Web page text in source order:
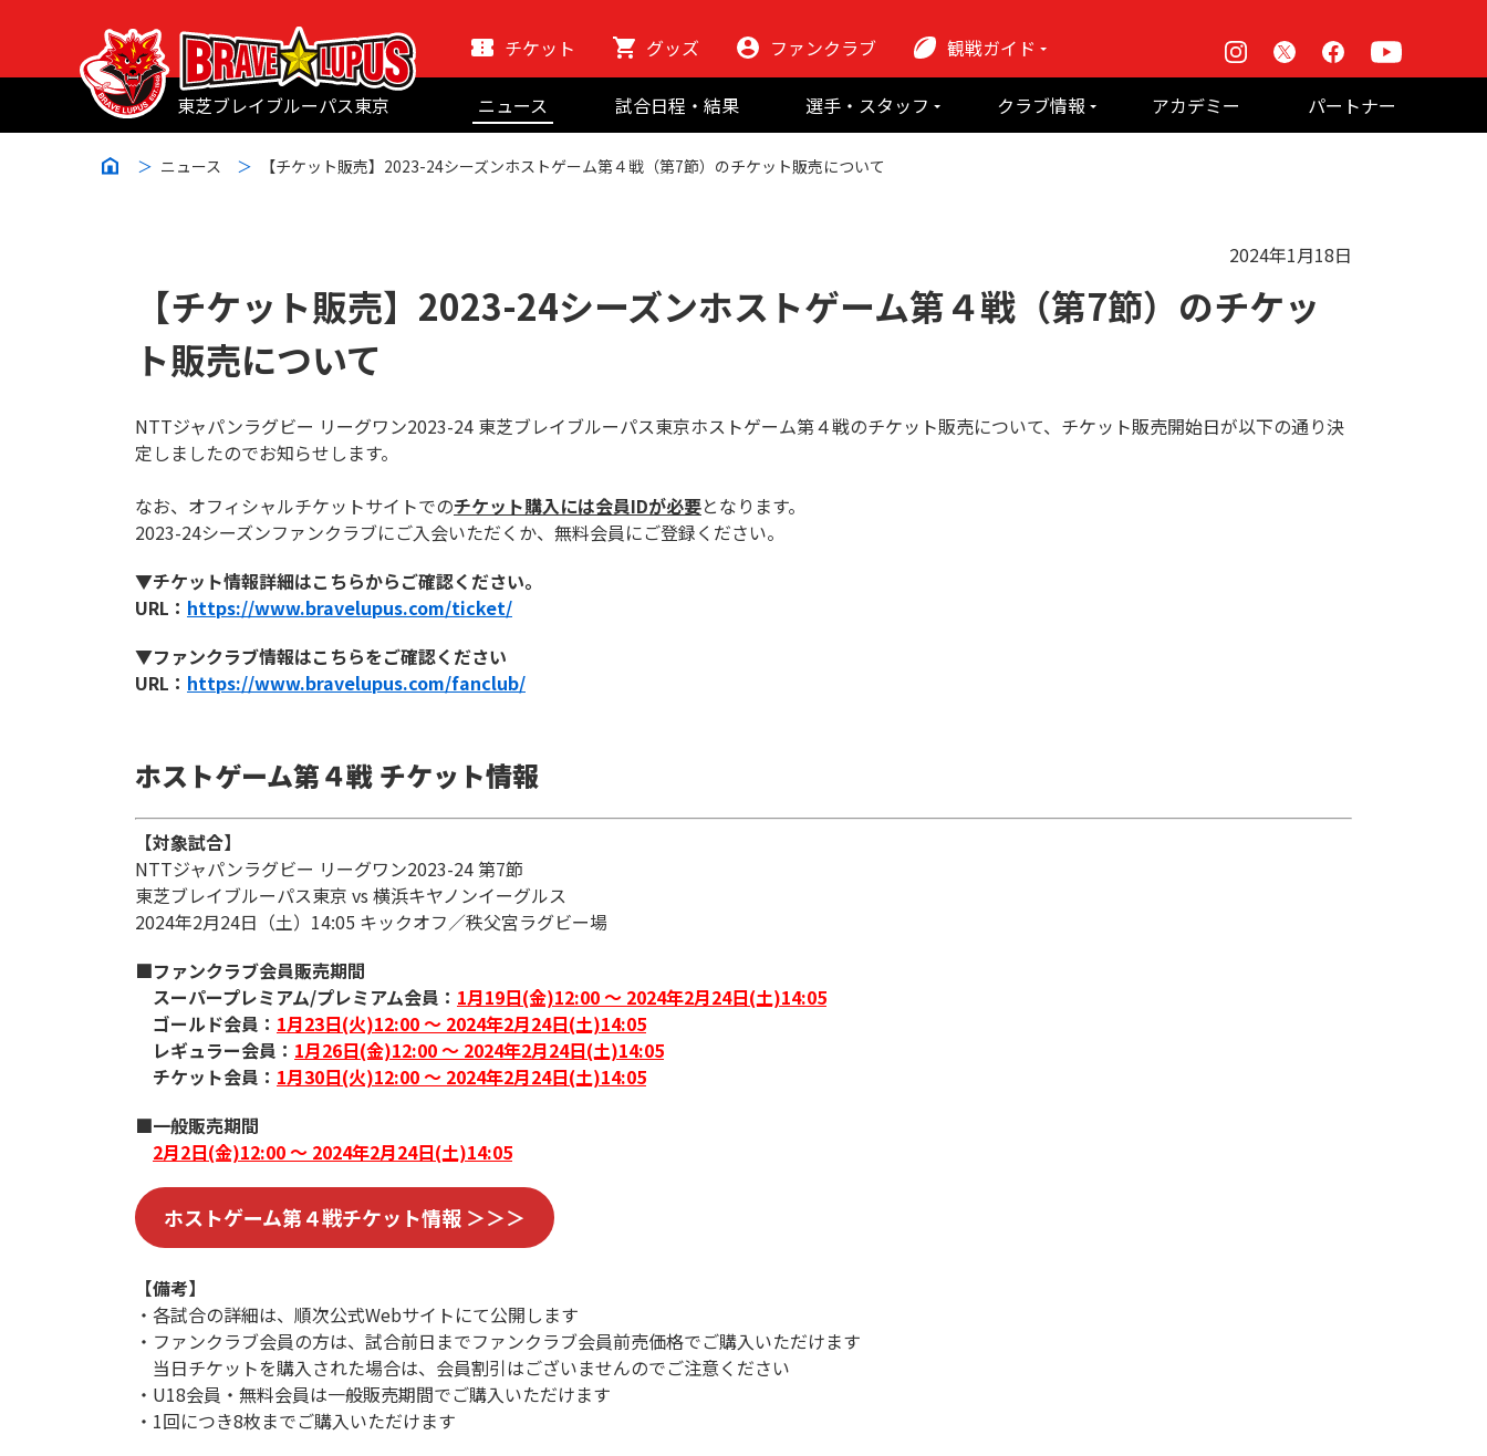
東芝ブレイブルーパス東京
チケット グッズ ファンクラブ
観戦ガイド
初めての観戦
Instagram Facebook
ニュース
試合日程・結果
選手・スタッフ
クラブ情報
アカデミー パートナー
ニュース 【チケット販売】2023-24シーズンホストゲーム第４戦（第7節）のチケット販売について
2024年1月18日
【チケット販売】2023-24シーズンホストゲーム第４戦（第7節）のチケッ
ト販売について
NTTジャパンラグビー リーグワン2023-24 東芝ブレイブルーパス東京ホストゲーム第４戦のチケット販売について、チケット販売開始日が以下の通り決
定しましたのでお知らせします。
なお、オフィシャルチケットサイトでのチケット購入には会員IDが必要となります。
2023-24シーズンファンクラブにご入会いただくか、無料会員にご登録ください。
▼チケット情報詳細はこちらからご確認ください。
URL： https://www.bravelupus.com/ticket/
▼ファンクラブ情報はこちらをご確認ください
URL： https://www.bravelupus.com/fanclub/
ホストゲーム第４戦 チケット情報
【対象試合】
NTTジャパンラグビー リーグワン2023-24 第7節
東芝ブレイブルーパス東京 vs 横浜キヤノンイーグルス
2024年2月24日（土）14:05 キックオフ／秩父宮ラグビー場
■ファンクラブ会員販売期間
スーパープレミアム/プレミアム会員： 1月19日(金)12:00 ～ 2024年2月24日(土)14:05
ゴールド会員： 1月23日(火)12:00 ～ 2024年2月24日(土)14:05
レギュラー会員： 1月26日(金)12:00 ～ 2024年2月24日(土)14:05
チケット会員： 1月30日(火)12:00 ～ 2024年2月24日(土)14:05
■一般販売期間
2月2日(金)12:00 ～ 2024年2月24日(土)14:05
ホストゲーム第４戦チケット情報 ＞＞＞
【備考】
・各試合の詳細は、順次公式Webサイトにて公開します
・ファンクラブ会員の方は、試合前日までファンクラブ会員前売価格でご購入いただけます
当日チケットを購入された場合は、会員割引はございませんのでご注意ください
・U18会員・無料会員は一般販売期間でご購入いただけます
・1回につき8枚までご購入いただけます